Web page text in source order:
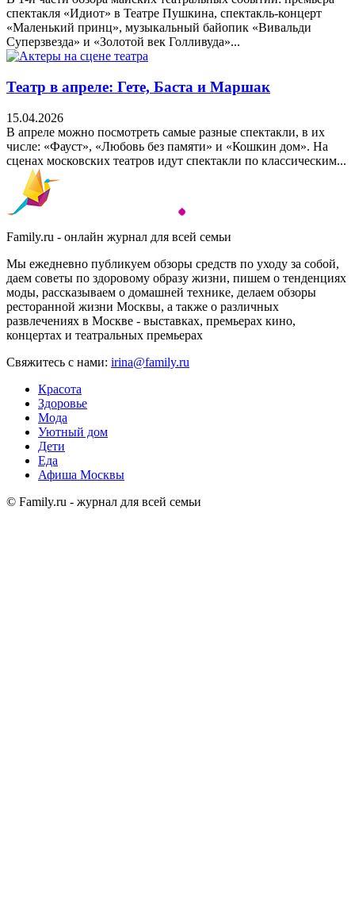
спектакля «Идиот» в Театре Пушкина, спектакль-концерт
«Маленький принц», музыкальный байопик «Вивальди
Суперзвезда» и «Золотой век Голливуда»...
Театр в апреле: Гете, Баста и Маршак
15.04.2026
В апреле можно посмотреть самые разные спектакли, в их
числе: «Фауст», «Любовь без памяти» и «Кошкин дом». На
сценах московских театров идут спектакли по классическим...
Family.ru - онлайн журнал для всей семьи
Мы ежедневно публикуем обзоры средств по уходу за собой,
даем советы по здоровому образу жизни, пишем о тенденциях
моды, рассказываем о домашней технике, делаем обзоры
ресторанной жизни Москвы, а также о различных
развлечениях в Москве - выставках, премьерах кино,
концертах и театральных премьерах
Свяжитесь с нами: irina@family.ru
Красота
Здоровье
Мода
Уютный дом
Дети
Еда
Афиша Москвы
© Family.ru - журнал для всей семьи